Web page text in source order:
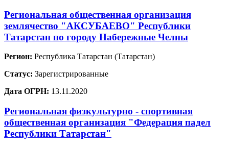
Региональная общественная организация
землячество "АКСУБАЕВО" Республики
Татарстан по городу Набережные Челны
Регион: Республика Татарстан (Татарстан)
Статус: Зарегистрированные
Дата ОГРН: 13.11.2020
Региональная физкультурно - спортивная
общественная организация "Федерация падел
Республики Татарстан"